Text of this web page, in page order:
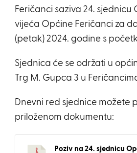
Feričanci saziva 24. sjednicu
vijeća Općine Feričanci za
(petak) 2024. godine s
Sjednica će se održati u
Trg M. Gupca 3 u
Dnevni red sjednice možete
priloženom dokumentu:
Poziv na 24. sjednicu